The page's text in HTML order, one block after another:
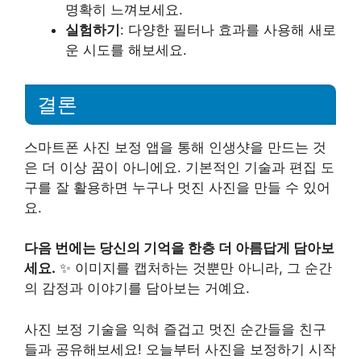
명확히 느껴보세요.
실험하기: 다양한 필터나 효과를 사용해 새로
운 시도를 해보세요.
결론
스마트폰 사진 보정 앱을 통해 인생샷을 만드는 것
은 더 이상 꿈이 아니에요. 기본적인 기술과 편집 도
구를 잘 활용하면 누구나 멋진 사진을 만들 수 있어
요.
다음 번에는 당신의 기억을 한층 더 아름답게 담아보
세요. ✨ 이미지를 캡처하는 것뿐만 아니라, 그 순간
의 감정과 이야기를 담아보는 거예요.
사진 보정 기술을 익혀 즐겁고 멋진 순간들을 친구
들과 공유해보세요! 오늘부터 사진을 보정하기 시작